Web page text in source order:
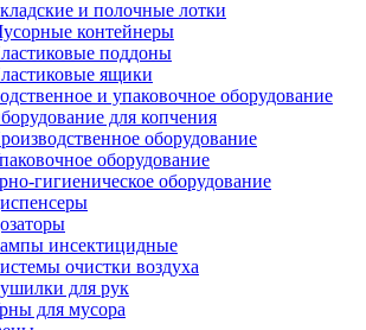
и полочные лотки
контейнеры
поддоны
ящики
и упаковочное оборудование
для копчения
оборудование
оборудование
гигиеническое оборудование
инсектицидные
очистки воздуха
для рук
для мусора